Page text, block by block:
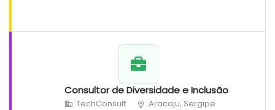
Consultor de Diversidade e Inclusão
TechConsult Aracaju, Sergipe